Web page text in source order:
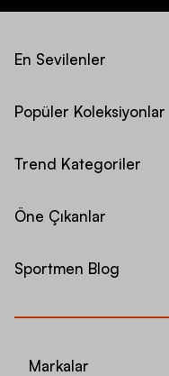
En Sevilenler
Popüler Koleksiyonlar
Trend Kategoriler
Öne Çıkanlar
Sportmen Blog
Markalar